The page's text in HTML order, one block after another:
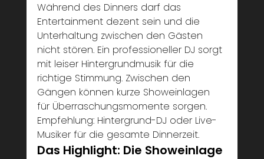
Während des Dinners darf das
Entertainment dezent sein und die
Unterhaltung zwischen den Gästen
nicht stören. Ein professioneller DJ sorgt
mit leiser Hintergrundmusik für die
richtige Stimmung. Zwischen den
Gängen können kurze Showeinlagen
für Überraschungsmomente sorgen.
Empfehlung: Hintergrund-DJ oder Live-
Musiker für die gesamte Dinnerzeit.
Das Highlight: Die Showeinlage